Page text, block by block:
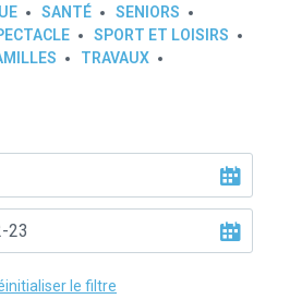
SANTÉ
SENIORS
SPORT ET LOISIRS
TRAVAUX
le filtre